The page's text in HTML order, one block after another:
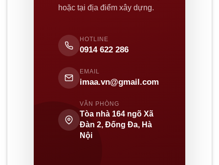
hoặc tại địa điểm xây dựng.
HOTLINE
0914 622 286
EMAIL
imaa.vn@gmail.com
VĂN PHÒNG
Tòa nhà 164 ngõ Xã
Đàn 2, Đống Đa, Hà
Nội